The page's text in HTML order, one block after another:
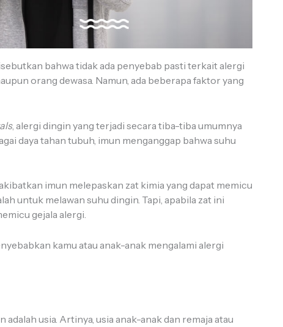
bahwa tidak ada penyebab pasti terkait alergi
orang dewasa. Namun, ada beberapa faktor yang
, alergi dingin yang terjadi secara tiba-tiba umumnya
daya tahan tubuh, imun menganggap bahwa suhu
imun melepaskan zat kimia yang dapat memicu
untuk melawan suhu dingin. Tapi, apabila zat ini
gejala alergi.
kamu atau anak-anak mengalami alergi
usia. Artinya, usia anak-anak dan remaja atau